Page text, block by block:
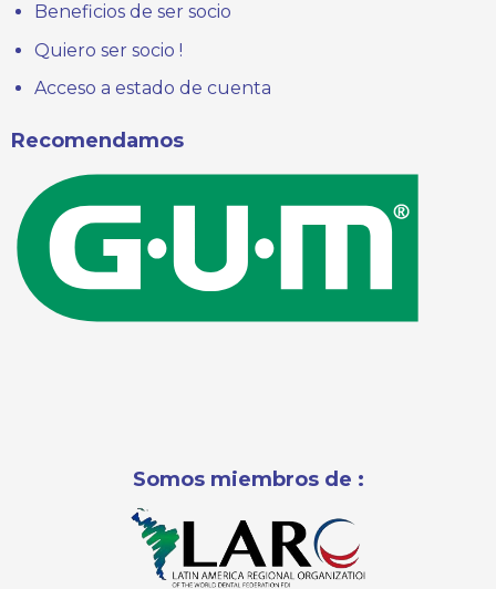
Beneficios de ser socio
Quiero ser socio !
Acceso a estado de cuenta
Recomendamos
Somos miembros de :